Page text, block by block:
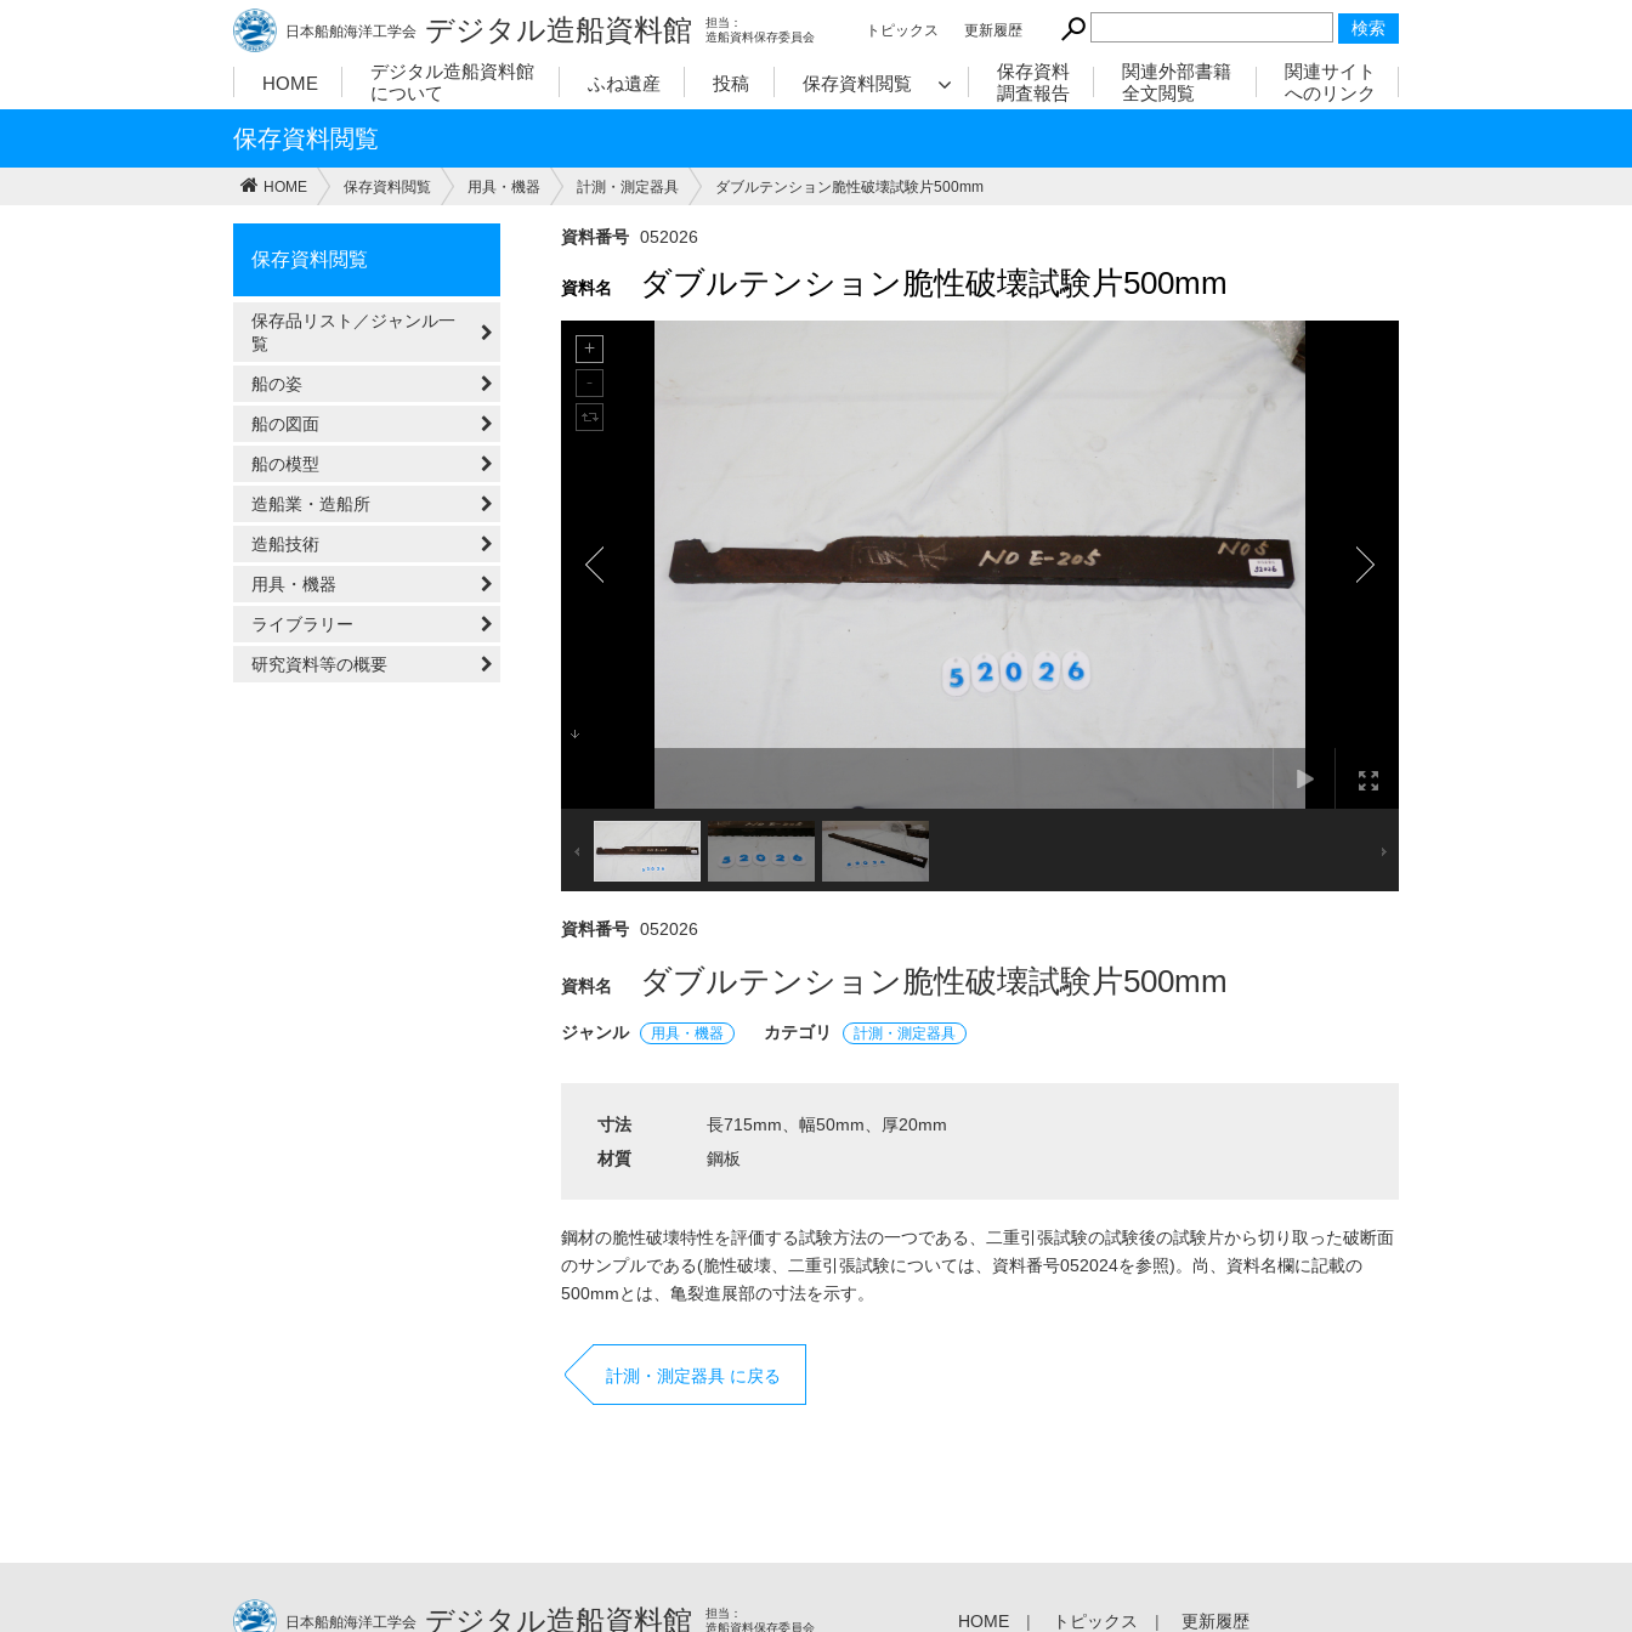
日本船舶海洋工学会 デジタル造船資料館
担当：
造船資料保存委員会
トピックス 更新履歴
HOME
デジタル造船資料館
について
ふね遺産 投稿 保存資料閲覧
保存資料
調査報告
関連外部書籍
全文閲覧
関連サイト
へのリンク
保存資料閲覧
HOME 保存資料閲覧 用具・機器 計測・測定器具 ダブルテンション脆性破壊試験片500mm
保存資料閲覧
保存品リスト／ジャンル一
覧
船の姿
船の図面
船の模型
造船業・造船所
造船技術
用具・機器
ライブラリー
研究資料等の概要
資料番号 052026
資料名 ダブルテンション脆性破壊試験片500mm
資料番号 052026
資料名 ダブルテンション脆性破壊試験片500mm
ジャンル 用具・機器 カテゴリ 計測・測定器具
寸法
長715mm、幅50mm、厚20mm
材質
鋼板
鋼材の脆性破壊特性を評価する試験方法の一つである、二重引張試験の試験後の試験片から切り取った破断面
のサンプルである(脆性破壊、二重引張試験については、資料番号052024を参照)。尚、資料名欄に記載の
500mmとは、亀裂進展部の寸法を示す。
計測・測定器具 に戻る
日本船舶海洋工学会 デジタル造船資料館
担当：
造船資料保存委員会
HOME トピックス 更新履歴